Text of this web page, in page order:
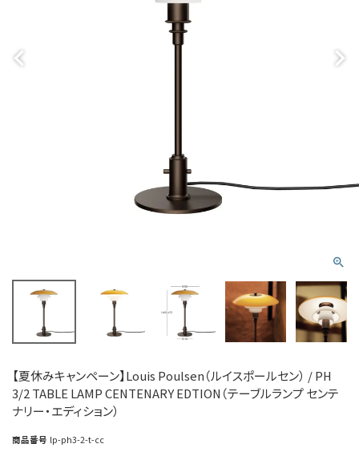
【夏休みキャンペーン】Louis Poulsen（ルイスポールセン） / PH
3/2 TABLE LAMP CENTENARY EDTION（テーブルランプ センテ
ナリー・エディション）
商品番号 lp-ph3-2-t-cc